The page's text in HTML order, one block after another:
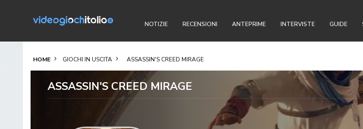
NOTIZIE RECENSIONI ANTEPRIME INTERVISTE GUIDE
HOME GIOCHI IN USCITA ASSASSIN'S CREED MIRAGE
ASSASSIN'S CREED MIRAGE